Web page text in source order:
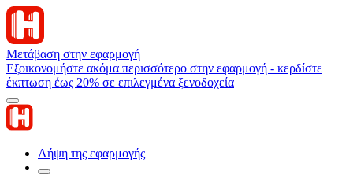
Μετάβαση στην εφαρμογή
Εξοικονομήστε ακόμα περισσότερο στην εφαρμογή - κερδίστε
έκπτωση έως 20% σε επιλεγμένα ξενοδοχεία
Λήψη της εφαρμογής